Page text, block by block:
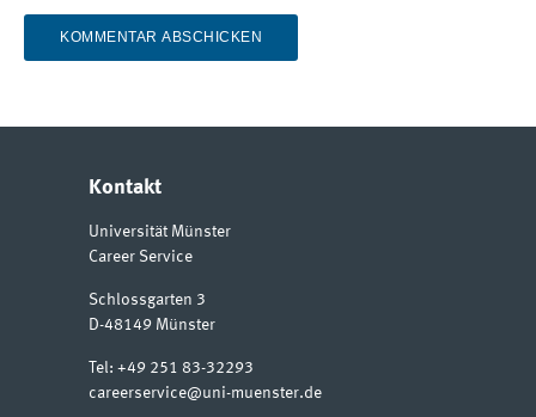
Kontakt
Universität Münster
Career Service
Schlossgarten 3
D-48149 Münster
Tel: +49 251 83-32293
careerservice@uni-muenster.de